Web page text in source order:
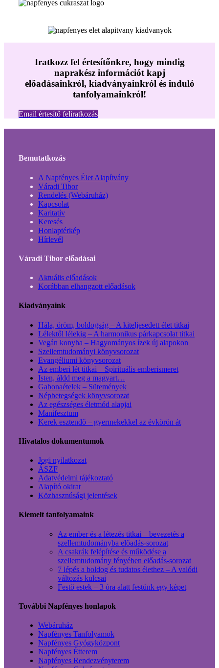
Iratkozz fel értesítőnkre, hogy mindig
naprakész információt kapj
előadásainkról, kiadványainkról és induló
tanfolyamainkról!
Email értesítő feliratkozás
Bemutatkozás
A Napfényes Élet Alapítvány
Váradi Tibor
Rendelés (Webáruház)
Kapcsolat
Karitatív
Keresés
Honlaptérkép
Hírlevél
Váradi Tibor előadásai
Aktuális előadások
Korábban elhangzott előadások
Kiadványaink
Hála, öröm, boldogság – A kiteljesedett élet titkai
Lélektől lélekig – A harmonikus párkapcsolat titkai
Vegán konyha – Hagyományos ízek új alapokon
Szellemtudományi könyvsorozat
Evangéliumi könyvsorozat
Az emberi lét titkai – Spirituális emberismeret
Isten, áldd meg a magyart…
Gabonaételek – Sütemények
Népbetegségek könyvsorozat
Az egészséges életmód alapjai
Manifesztum
Kerek esztendő – gyermekekkel az évkörön át
Hivatalos dokumentumok
Jogi nyilatkozat
ÁSZF
Adatvédelmi tájékoztató
Alapító okirat
Közhasznúsági jelentések
Kiemelt tanfolyamaink
Az ember és a létezés titkai – bevezetés a
szellemtudományba előadás-sorozat
A csakrák felépítése és működése a
szellemtudomány fényében előadás-sorozat
7 lépés a boldog és tudatos élethez – A valódi
változás kulcsai
Festő estek – 3 óra alatt festünk egy képet
További Napfényes honlapok
Webáruház
Napfényes Tanfolyamok
Napfényes Gyógyközpont
Napfényes Étterem
Napfényes Rendezvényterem